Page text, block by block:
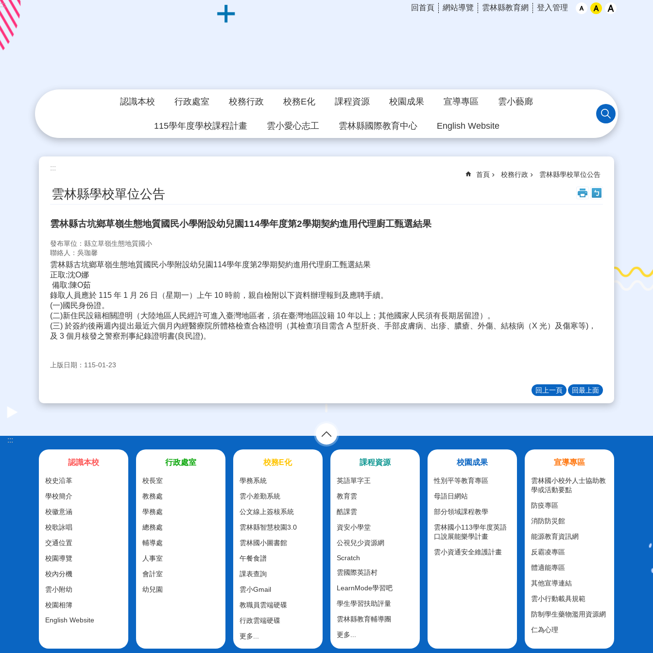
跳到主要內容區塊
::: 回首頁 網站導覽 雲林縣教育網 登入管理
認識本校 行政處室 校務行政 校務E化 課程資源 校園成果 宣導專區 雲小藝廊
115學年度學校課程計畫 雲小愛心志工 雲林縣國際教育中心 English Website
:::
首頁 校務行政 雲林縣學校單位公告
雲林縣學校單位公告
雲林縣古坑鄉草嶺生態地質國民小學附設幼兒園114學年度第2學期契約進用代理廚工甄選結果
發布單位：縣立草嶺生態地質國小
聯絡人：吳珈馨
雲林縣古坑鄉草嶺生態地質國民小學附設幼兒園114學年度第2學期契約進用代理廚工甄選結果
正取:沈O娜
備取:陳O茹
錄取人員應於 115 年 1 月 26 日（星期一）上午 10 時前，親自檢附以下資料辦理報到及應聘手續。
(一)國民身份證。
(二)新住民設籍相關證明（大陸地區人民經許可進入臺灣地區者，須在臺灣地區設籍 10 年以上；其他國家人民須有長期居留證）。
(三) 於簽約後兩週內提出最近六個月內經醫療院所體格檢查合格證明（其檢查項目需含 A 型肝炎、手部皮膚病、出疹、膿瘡、外傷、結核病（X 光）及傷寒等)，
及 3 個月核發之警察刑事紀錄證明書(良民證)。
上版日期：115-01-23
回上一頁 回最上面
:::
認識本校
校史沿革
學校簡介
校徽意涵
校歌詠唱
交通位置
校園導覽
校內分機
雲小附幼
校園相簿
English Website
行政處室
校長室
教務處
學務處
總務處
輔導處
人事室
會計室
幼兒園
校務E化
學務系統
雲小差勤系統
公文線上簽核系統
雲林縣智慧校園3.0
雲林國小圖書館
午餐食譜
課表查詢
雲小Gmail
教職員雲端硬碟
行政雲端硬碟
更多...
課程資源
英語單字王
教育雲
酷課雲
資安小學堂
公視兒少資源網
Scratch
雲國際英語村
LearnMode學習吧
學生學習扶助評量
雲林縣教育輔導團
更多...
校園成果
性別平等教育專區
母語日網站
部分領域課程教學
雲林國小113學年度英語
口說展能樂學計畫
雲小資通安全維護計畫
宣導專區
雲林國小校外人士協助教
學或活動要點
防疫專區
消防防災館
能源教育資訊網
反霸凌專區
體適能專區
其他宣導連結
雲小行動載具規範
防制學生藥物濫用資源網
仁為心理